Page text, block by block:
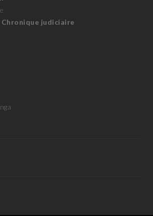
judiciaire